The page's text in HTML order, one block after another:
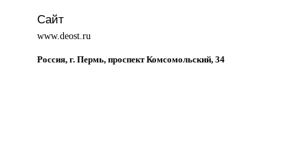
Сайт
www.deost.ru
Россия, г. Пермь, проспект Комсомольский, 34